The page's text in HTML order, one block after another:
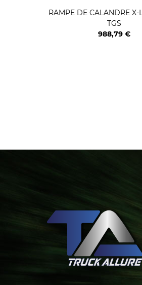
RAMPE DE CALANDRE X-
TGS
Prix
988,79 €